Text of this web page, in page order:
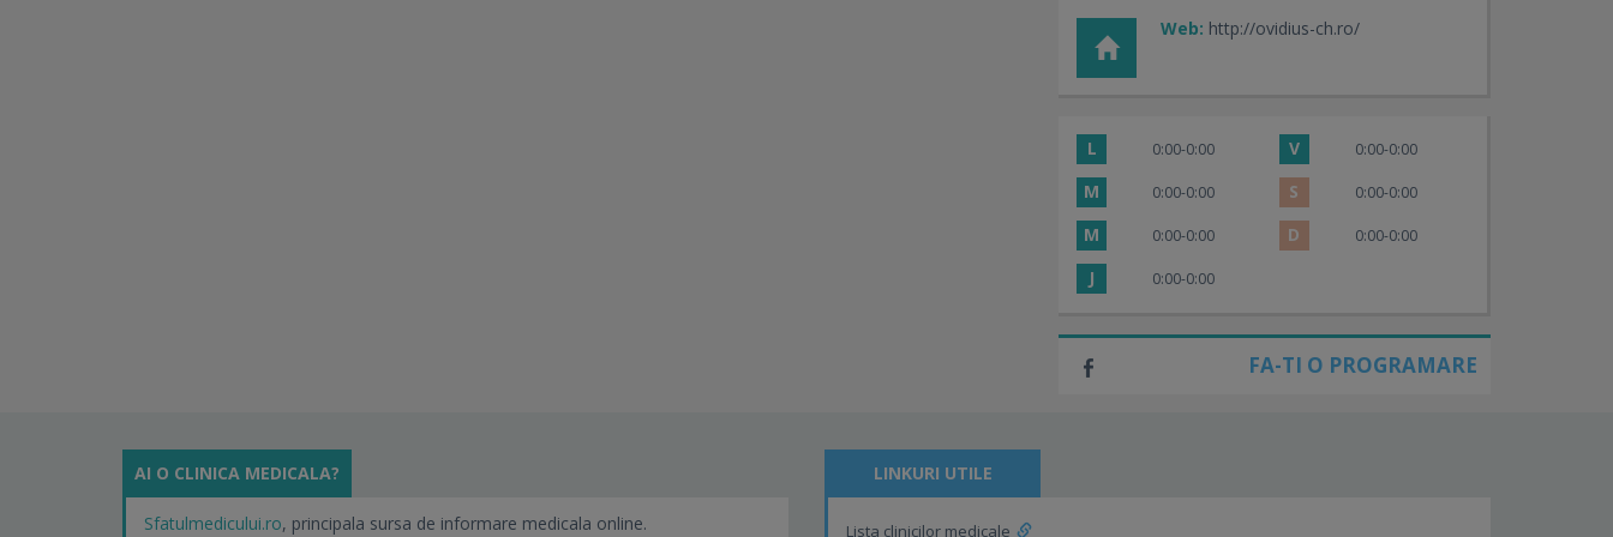
Web: http://ovidius-ch.ro/
L 0:00-0:00 V 0:00-0:00
M 0:00-0:00 S 0:00-0:00
M 0:00-0:00 D 0:00-0:00
J 0:00-0:00
FA-TI O PROGRAMARE
AI O CLINICA MEDICALA?
Sfatulmedicului.ro, principala sursa de informare medicala online.
LINKURI UTILE
Lista clinicilor medicale